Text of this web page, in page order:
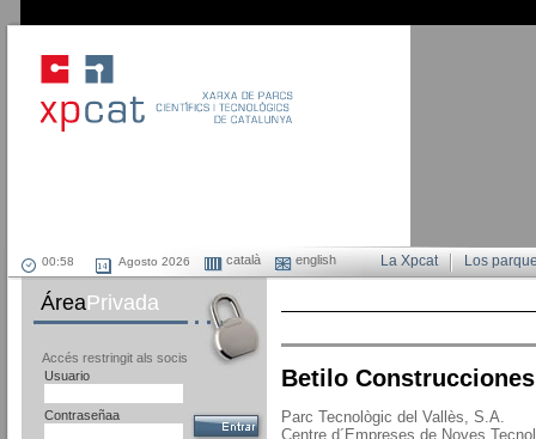
Agosto 2026 català english Los
La Xpcat
ÁreaPrivada
Accés restringit als socis
Usuario
Contraseñaa
Betilo
Parc Tecnològic del Vallès, S.A.
Centre d´Empreses de Noves